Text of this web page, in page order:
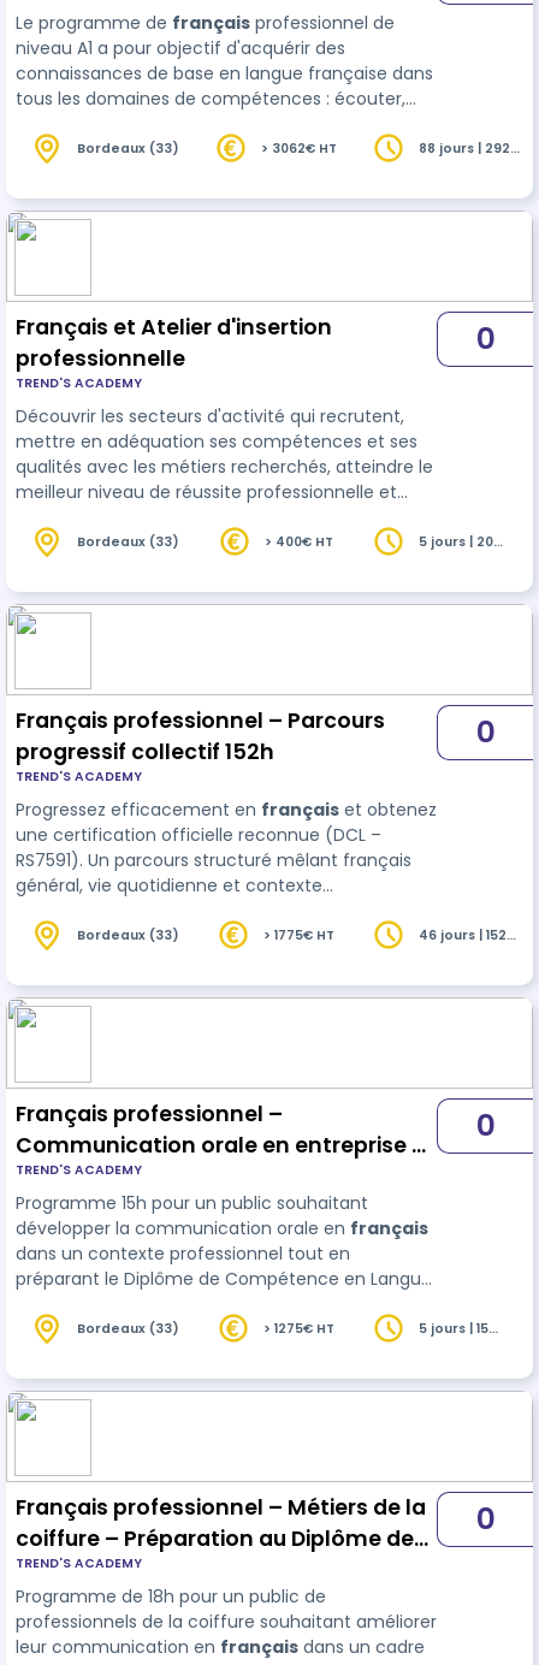
Le programme de français professionnel de
niveau A1 a pour objectif d'acquérir des
connaissances de base en langue française dans
tous les domaines de compétences : écouter,
savoir communiquer et réaliser des tâc…
Bordeaux (33) > 3062€ HT
88 jours | 292
Français et Atelier d'insertion
professionnelle
TREND'S ACADEMY
Découvrir les secteurs d'activité qui recrutent,
mettre en adéquation ses compétences et ses
qualités avec les métiers recherchés, atteindre le
meilleur niveau de réussite professionnelle et
développement personnel.
0
Bordeaux (33) > 400€ HT
5 jours | 20
Français professionnel – Parcours
progressif collectif 152h
TREND'S ACADEMY
Progressez efficacement en français et obtenez
une certification officielle reconnue (DCL –
RS7591). Un parcours structuré mêlant français
général, vie quotidienne et contexte
autonomie durable.
0
Bordeaux (33) > 1775€ HT
46 jours | 152
Français professionnel –
Communication orale en entreprise –
Préparation au Diplôme de
Compétence en Langue (DCL) –
RS7591
TREND'S ACADEMY
Programme 15h pour un public souhaitant
développer la communication orale en français
dans un contexte professionnel tout en
préparant le Diplôme de Compétence en Langue
échanges professionnels ...
0
Bordeaux (33) > 1275€ HT
5 jours | 15
Français professionnel – Métiers de la
coiffure – Préparation au Diplôme de
Compétence en Langue (DCL) –
RS7591
TREND'S ACADEMY
Programme de 18h pour un public de
professionnels de la coiffure souhaitant améliorer
leur communication en français dans un cadre
0